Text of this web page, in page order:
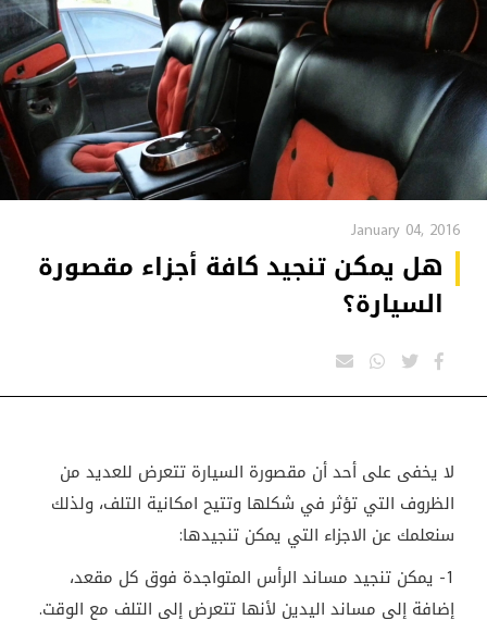
January 04, 2016
هل يمكن تنجيد كافة أجزاء مقصورة
السيارة؟
لا يخفى على أحد أن مقصورة السيارة تتعرض للعديد من
الظروف التي تؤثر في شكلها وتتيح امكانية التلف، ولذلك
سنعلمك عن الاجزاء التي يمكن تنجيدها:
1- يمكن تنجيد مساند الرأس المتواجدة فوق كل مقعد،
إضافة إلى مساند اليدين لأنها تتعرض إلى التلف مع الوقت.